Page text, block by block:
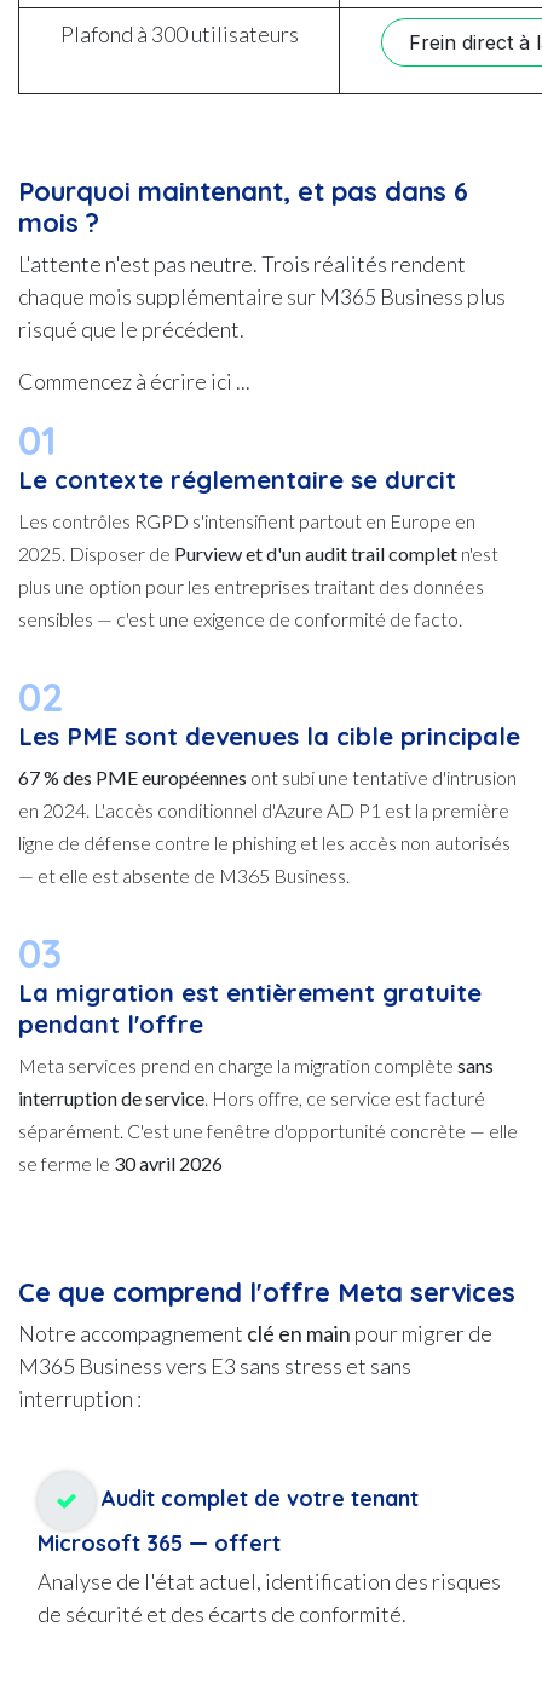
Plafond à 300 utilisateurs Frein direct à
Pourquoi maintenant, et pas dans 6
mois ?
L'attente n'est pas neutre. Trois réalités rendent
chaque mois supplémentaire sur M365 Business plus
risqué que le précédent.
Commencez à écrire ici ...
01
Le contexte réglementaire se durcit
Les contrôles RGPD s'intensifient partout en Europe en
2025. Disposer de Purview et d'un audit trail complet n'est
plus une option pour les entreprises traitant des données
sensibles — c'est une exigence de conformité de facto.
02
Les PME sont devenues la cible principale
67 % des PME européennes ont subi une tentative d'intrusion
en 2024. L'accès conditionnel d'Azure AD P1 est la première
ligne de défense contre le phishing et les accès non autorisés
— et elle est absente de M365 Business.
03
La migration est entièrement gratuite
pendant l'offre
Meta services prend en charge la migration complète sans
interruption de service. Hors offre, ce service est facturé
séparément. C'est une fenêtre d'opportunité concrète — elle
se ferme le 30 avril 2026
Ce que comprend l'offre Meta services
Notre accompagnement clé en main pour migrer de
M365 Business vers E3 sans stress et sans
interruption :
Audit complet de votre tenant
Microsoft 365 — offert
Analyse de l'état actuel, identification des risques
de sécurité et des écarts de conformité.